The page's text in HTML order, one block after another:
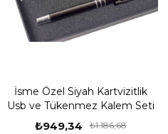
İsme Özel Siyah Kartvizitlik
Usb ve Tükenmez Kalem Seti
₺949,34 ₺1.186,68